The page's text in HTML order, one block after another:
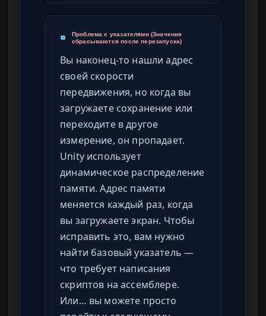
Проблема с указателями (Значения
сбрасываются после перезапуска)
Вы наконец-то нашли адрес
своей скорости
передвижения, но когда вы
загружаете сохранение или
переходите в другое
измерение, он пропадает.
Unity использует
динамическое распределение
памяти. Адрес памяти
меняется каждый раз, когда
вы загружаете экран. Чтобы
исправить это, вам нужно
найти базовый указатель —
что требует написания
скриптов на ассемблере.
Или… вы можете просто